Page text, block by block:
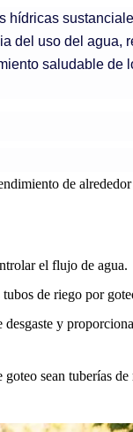
hídricas
del uso del agua,
saludable de
de
el flujo de agua.
de riego por
y
sean tuberías